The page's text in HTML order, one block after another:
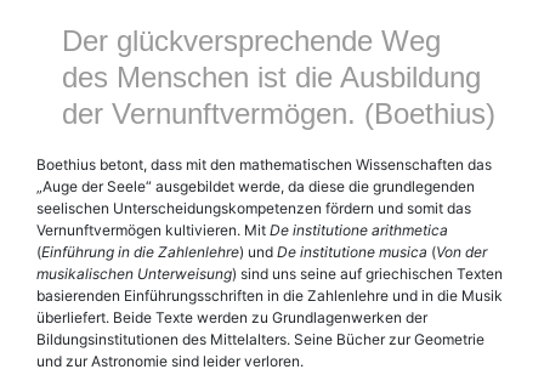
Der glückversprechende Weg
des Menschen ist die Ausbildung
der Vernunftvermögen. (Boethius)
Boe­thius betont, dass mit den mathematischen Wissenschaften das
„Auge der Seele“ ausgebildet werde, da diese die grundlegenden
seelischen Unterscheidungskompetenzen fördern und somit das
Vernunftvermögen kultivieren. Mit De institutione arithmetica
(Einführung in die Zahlenlehre) und De institutione musica (Von der
musikalischen Unterweisung) sind uns seine auf griechischen Texten
basierenden Einführungsschriften in die Zahlenlehre und in die Musik
überliefert. Beide Texte werden zu Grundlagenwerken der
Bildungsinstitutionen des Mittelalters. Seine Bücher zur Geometrie
und zur Astronomie sind leider verloren.